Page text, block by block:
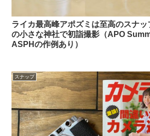
ライカ最高峰アポズミは至高のスナ
の小さな神社で初詣撮影（APO
ASPHの作例あり）
スナップ